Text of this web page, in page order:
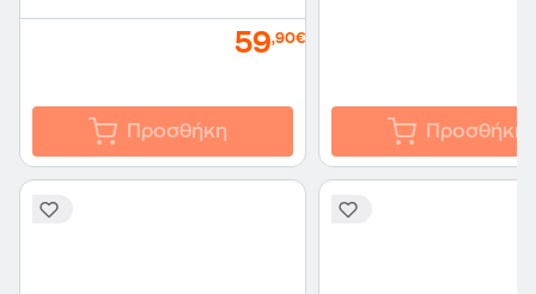
59,90€
Προσθήκη Προσθήκη